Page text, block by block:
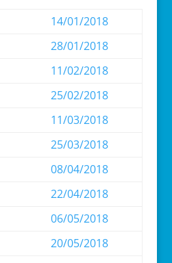
14/01/2018
28/01/2018
11/02/2018
25/02/2018
11/03/2018
25/03/2018
08/04/2018
22/04/2018
06/05/2018
20/05/2018